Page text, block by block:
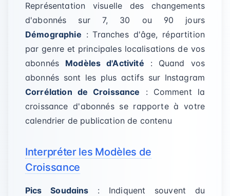
Représentation visuelle des changements
d'abonnés sur 7, 30 ou 90 jours
Démographie : Tranches d'âge, répartition
par genre et principales localisations de vos
abonnés Modèles d'Activité : Quand vos
abonnés sont les plus actifs sur Instagram
Corrélation de Croissance : Comment la
croissance d'abonnés se rapporte à votre
calendrier de publication de contenu
Interpréter les Modèles de
Croissance
Pics Soudains : Indiquent souvent du